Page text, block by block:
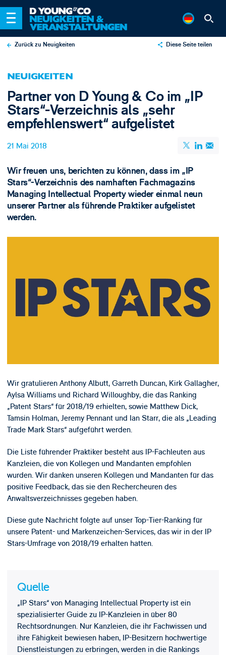
Zurück zu Neuigkeiten Diese Seite teilen
Email
NEUIGKEITEN
Partner von D Young & Co im „IP
Stars“-Verzeichnis als „sehr
empfehlenswert“ aufgelistet
21 Mai 2018
Wir freuen uns, berichten zu können, dass im „IP
Stars“-Verzeichnis des namhaften Fachmagazins
Managing Intellectual Property wieder einmal neun
unserer Partner als führende Praktiker aufgelistet
werden.
Wir gratulieren Anthony Albutt, Garreth Duncan, Kirk Gallagher,
Aylsa Williams und Richard Willoughby, die das Ranking
„Patent Stars“ für 2018/19 erhielten, sowie Matthew Dick,
Tamsin Holman, Jeremy Pennant und Ian Starr, die als „Leading
Trade Mark Stars“ aufgeführt werden.
Die Liste führender Praktiker besteht aus IP-Fachleuten aus
Kanzleien, die von Kollegen und Mandanten empfohlen
wurden. Wir danken unseren Kollegen und Mandanten für das
positive Feedback, das sie den Rechercheuren des
Anwaltsverzeichnisses gegeben haben.
Diese gute Nachricht folgte auf unser Top-Tier-Ranking für
unsere Patent- und Markenzeichen-Services, das wir in der IP
Stars-Umfrage von 2018/19 erhalten hatten.
Quelle
„IP Stars“ von Managing Intellectual Property ist ein
spezialisierter Guide zu IP-Kanzleien in über 80
Rechtsordnungen. Nur Kanzleien, die ihr Fachwissen und
ihre Fähigkeit bewiesen haben, IP-Besitzern hochwertige
Dienstleistungen zu erbringen, werden in die Rankings